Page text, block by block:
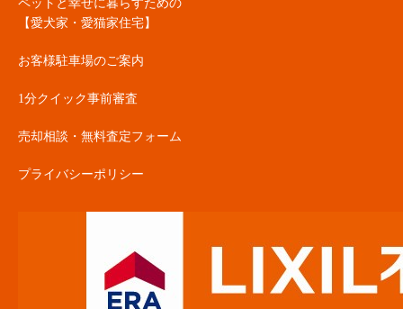
ペットと幸せに暮らすための
【愛犬家・愛猫家住宅】
お客様駐車場のご案内
1分クイック事前審査
売却相談・無料査定フォーム
プライバシーポリシー